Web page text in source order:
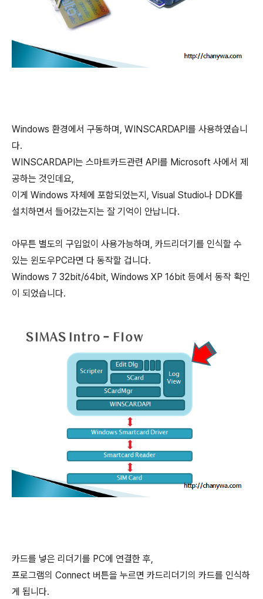
Windows 환경에서 구동하며, WINSCARDAPI를 사용하였습니
다.
WINSCARDAPI는 스마트카드관련 API를 Microsoft 사에서 제
공하는 것인데요,
이게 Windows 자체에 포함되었는지, Visual Studio나 DDK를
설치하면서 들어갔는지는 잘 기억이 안납니다.
아무튼 별도의 구입없이 사용가능하며, 카드리더기를 인식할 수
있는 윈도우PC라면 다 동작할 겁니다.
Windows 7 32bit/64bit, Windows XP 16bit 등에서 동작 확인
이 되었습니다.
카드를 넣은 리더기를 PC에 연결한 후,
프로그램의 Connect 버튼을 누르면 카드리더기의 카드를 인식하
게 됩니다.